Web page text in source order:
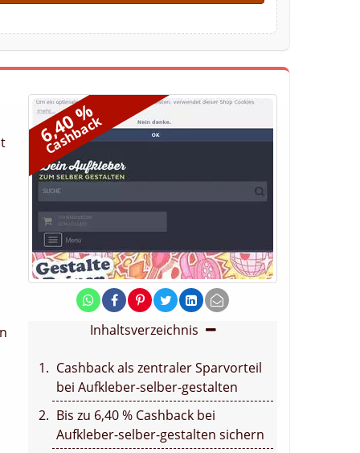
6,40 %
Cashback
Inhaltsverzeichnis
Cashback als zentraler Sparvorteil
bei Aufkleber-selber-gestalten
Bis zu 6,40 % Cashback bei
Aufkleber-selber-gestalten sichern